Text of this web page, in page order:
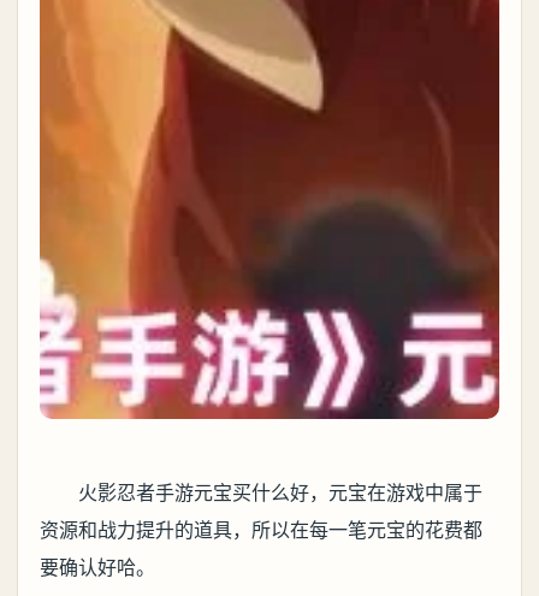
火影忍者手游元宝买什么好，元宝在游戏中属于
资源和战力提升的道具，所以在每一笔元宝的花费都
要确认好哈。